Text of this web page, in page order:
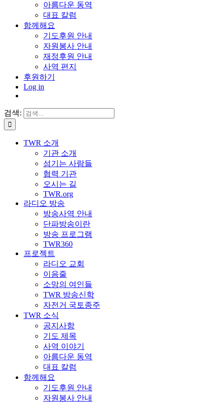
아름다운 동역
대표 칼럼
함께해요
기도후원 안내
자원봉사 안내
재정후원 안내
사역 편지
후원하기
Log in
검색:
TWR 소개
기관 소개
섬기는 사람들
협력 기관
오시는 길
TWR.org
라디오 방송
방송사역 안내
단파방송이란
방송 프로그램
TWR360
프로젝트
라디오 교회
이음줄
소망의 여인들
TWR 방송신학
자전거 국토종주
TWR 소식
공지사항
기도 제목
사역 이야기
아름다운 동역
대표 칼럼
함께해요
기도후원 안내
자원봉사 안내